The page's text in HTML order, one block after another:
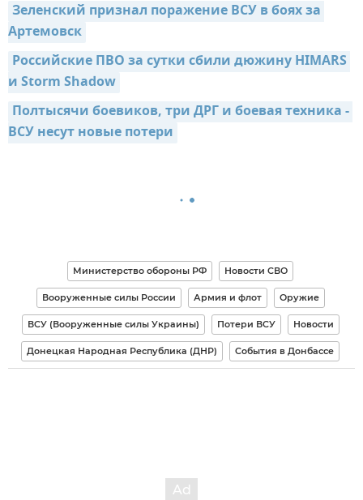
Зеленский признал поражение ВСУ в боях за
Артемовск
Российские ПВО за сутки сбили дюжину HIMARS
и Storm Shadow
Полтысячи боевиков, три ДРГ и боевая техника -
ВСУ несут новые потери
Министерство обороны РФ Новости СВО
Вооруженные силы России Армия и флот Оружие
ВСУ (Вооруженные силы Украины) Потери ВСУ Новости
Донецкая Народная Республика (ДНР) События в Донбассе